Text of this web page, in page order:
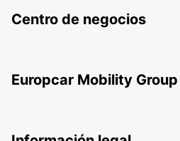
Centro de negocios
Europcar Mobility Group